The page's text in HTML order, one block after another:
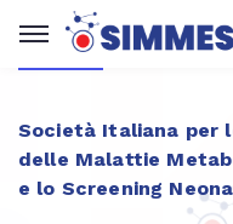
Società Italiana per
delle Malattie
e lo Screening